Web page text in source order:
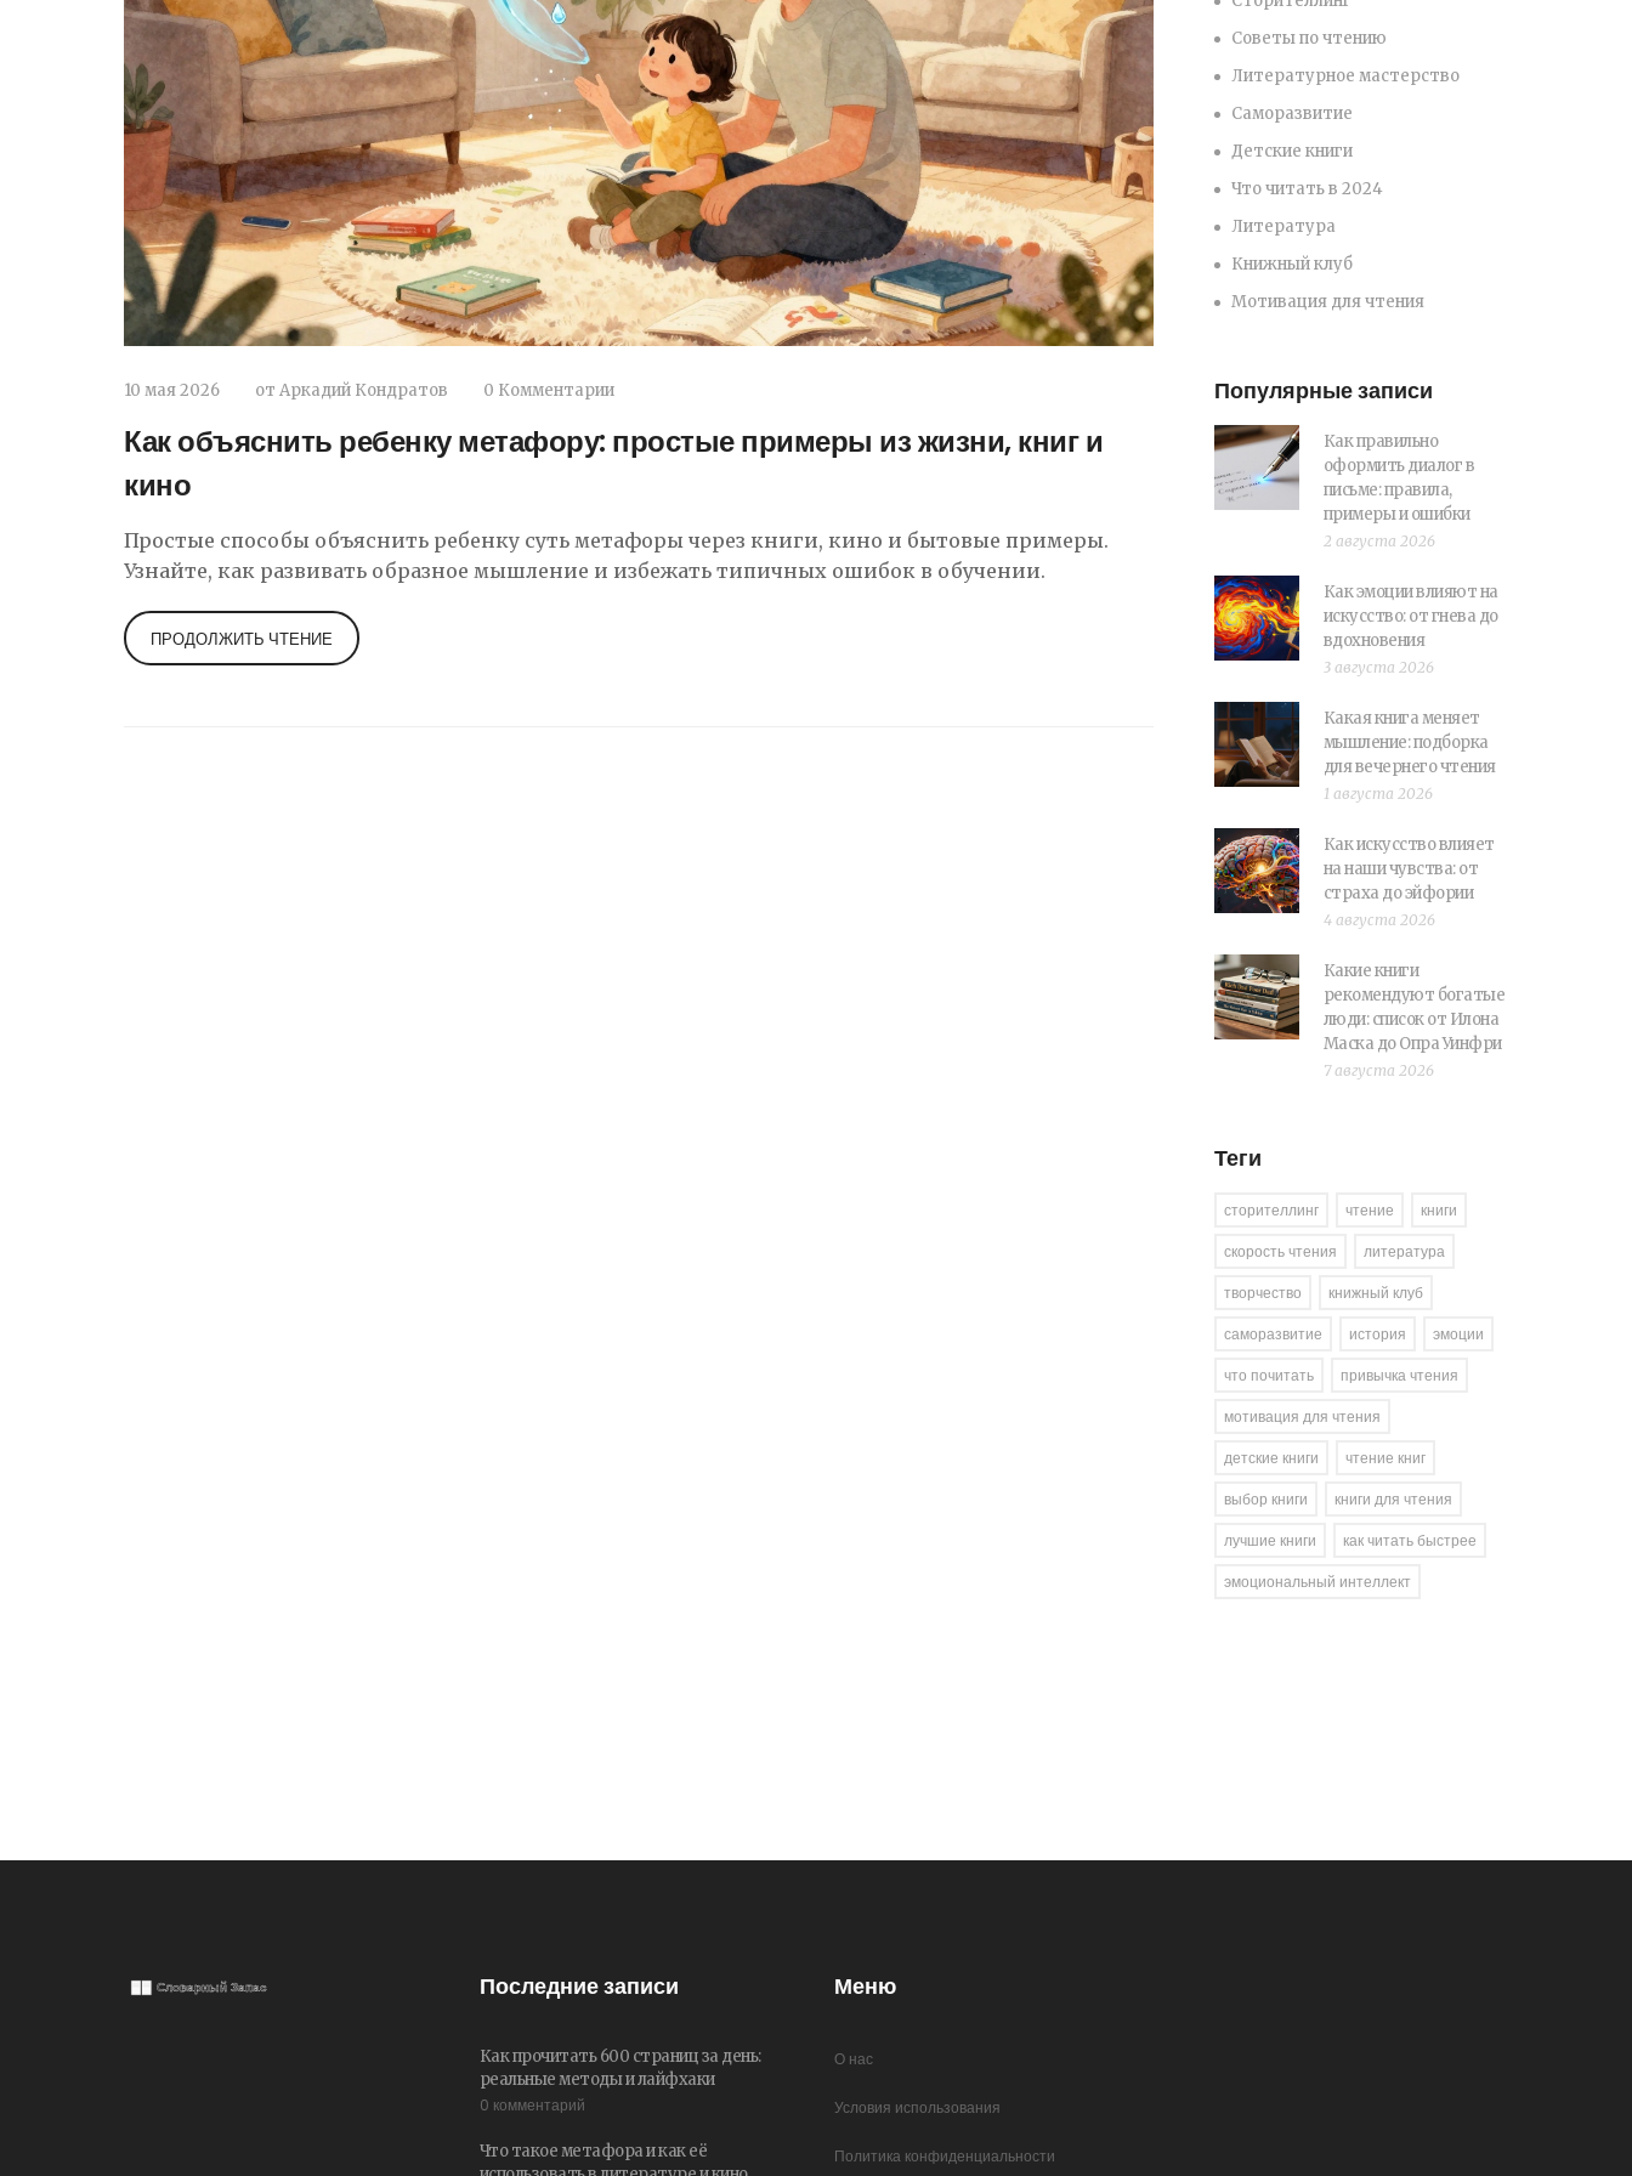
10 мая 2026 от Аркадий Кондратов 0 Комментарии
Как объяснить ребенку метафору: простые примеры из жизни, книг и
кино
Простые способы объяснить ребенку суть метафоры через книги, кино и бытовые примеры.
Узнайте, как развивать образное мышление и избежать типичных ошибок в обучении.
ПРОДОЛЖИТЬ ЧТЕНИЕ
Советы по чтению
Литературное мастерство
Саморазвитие
Детские книги
Что читать в 2024
Литература
Книжный клуб
Мотивация для чтения
Популярные записи
Как правильно
оформить диалог в
письме: правила,
примеры и ошибки
2 августа 2026
Как эмоции влияют на
искусство: от гнева до
вдохновения
3 августа 2026
Какая книга меняет
мышление: подборка
для вечернего чтения
1 августа 2026
Как искусство влияет
на наши чувства: от
страха до эйфории
4 августа 2026
Какие книги
рекомендуют богатые
люди: список от Илона
Маска до Опра Уинфри
7 августа 2026
Теги
сторителлинг чтение
книги
скорость чтения
литература
творчество
книжный клуб
саморазвитие
история
эмоции
что почитать
привычка чтения
мотивация для чтения
детские книги
чтение книг
выбор книги
книги для чтения
лучшие книги
как читать быстрее
эмоциональный интеллект
Последние записи
Как прочитать 600 страниц за день:
реальные методы и лайфхаки
0 комментарий
Что такое метафора и как её
Меню
О нас
Условия использования
Политика конфиденциальности